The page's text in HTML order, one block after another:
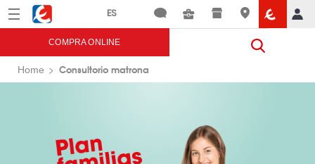
Menú Eroski
COMPRA ONLINE
Home Consultorio matrona